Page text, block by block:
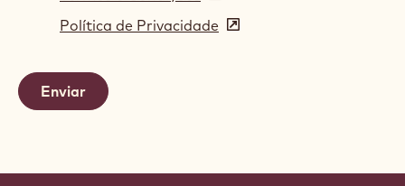
in
a
Política de Privacidade (opens